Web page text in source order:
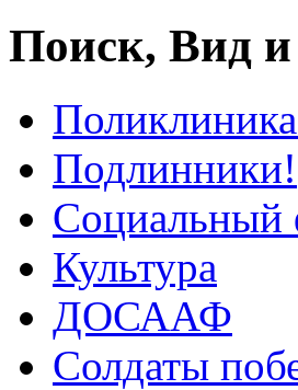
Поиск, Вид
Подлинники!
Социальный
Культура
ДОСААФ
Солдаты